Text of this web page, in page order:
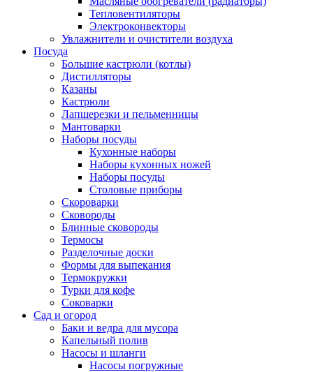
Тепловентиляторы
Электроконвекторы
Увлажнители и очистители воздуха
Посуда
Большие кастрюли (котлы)
Дистилляторы
Казаны
Кастрюли
Лапшерезки и пельменницы
Мантоварки
Наборы посуды
Кухонные наборы
Наборы кухонных ножей
Наборы посуды
Столовые приборы
Скороварки
Сковороды
Блинные сковороды
Термосы
Разделочные доски
Формы для выпекания
Термокружки
Турки для кофе
Соковарки
Сад и огород
Баки и ведра для мусора
Капельный полив
Насосы и шланги
Насосы погружные